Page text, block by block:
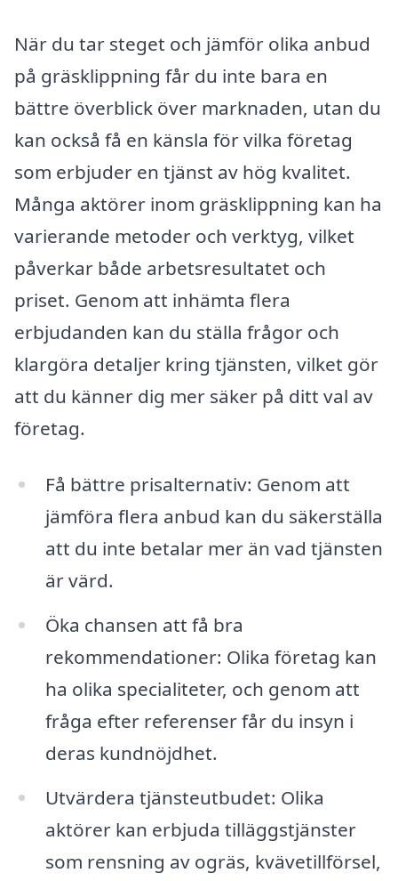
När du tar steget och jämför olika anbud
på gräsklippning får du inte bara en
bättre överblick över marknaden, utan du
kan också få en känsla för vilka företag
som erbjuder en tjänst av hög kvalitet.
Många aktörer inom gräsklippning kan ha
varierande metoder och verktyg, vilket
påverkar både arbetsresultatet och
priset. Genom att inhämta flera
erbjudanden kan du ställa frågor och
klargöra detaljer kring tjänsten, vilket gör
att du känner dig mer säker på ditt val av
företag.
Få bättre prisalternativ: Genom att
jämföra flera anbud kan du säkerställa
att du inte betalar mer än vad tjänsten
är värd.
Öka chansen att få bra
rekommendationer: Olika företag kan
ha olika specialiteter, och genom att
fråga efter referenser får du insyn i
deras kundnöjdhet.
Utvärdera tjänsteutbudet: Olika
aktörer kan erbjuda tilläggstjänster
som rensning av ogräs, kvävetillförsel,